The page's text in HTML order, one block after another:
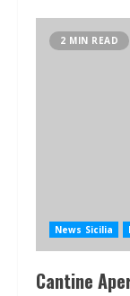
2 MIN READ
News Sicilia
Cantine